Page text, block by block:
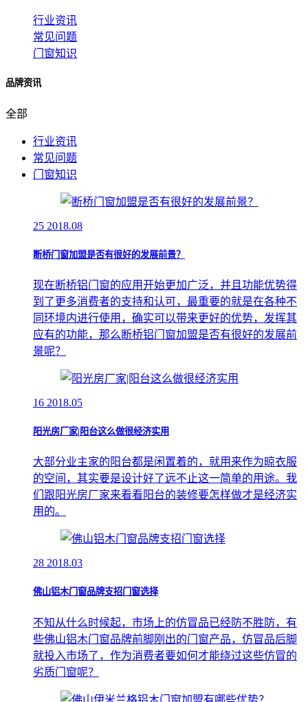
行业资讯
常见问题
门窗知识
品牌资讯
全部
行业资讯
常见问题
门窗知识
25 2018.08
断桥门窗加盟是否有很好的发展前景？
现在断桥铝门窗的应用开始更加广泛，并且功能优势得
到了更多消费者的支持和认可，最重要的就是在各种不
同环境内进行使用，确实可以带来更好的优势，发挥其
应有的功能，那么断桥铝门窗加盟是否有很好的发展前
景呢？
16 2018.05
阳光房厂家|阳台这么做很经济实用
大部分业主家的阳台都是闲置着的，就用来作为晾衣服
的空间，其实要是设计好了远不止这一简单的用途。我
们跟阳光房厂家来看看阳台的装修要怎样做才是经济实
用的。
28 2018.03
佛山铝木门窗品牌支招门窗选择
不知从什么时候起，市场上的仿冒品已经防不胜防，有
些佛山铝木门窗品牌前脚刚出的门窗产品，仿冒品后脚
就投入市场了，作为消费者要如何才能绕过这些仿冒的
劣质门窗呢？